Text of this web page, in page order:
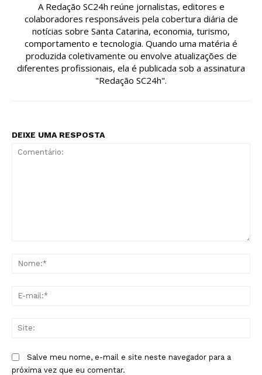
A Redação SC24h reúne jornalistas, editores e
colaboradores responsáveis pela cobertura diária de
notícias sobre Santa Catarina, economia, turismo,
comportamento e tecnologia. Quando uma matéria é
produzida coletivamente ou envolve atualizações de
diferentes profissionais, ela é publicada sob a assinatura
"Redação SC24h".
DEIXE UMA RESPOSTA
Salve meu nome, e-mail e site neste navegador para a
próxima vez que eu comentar.